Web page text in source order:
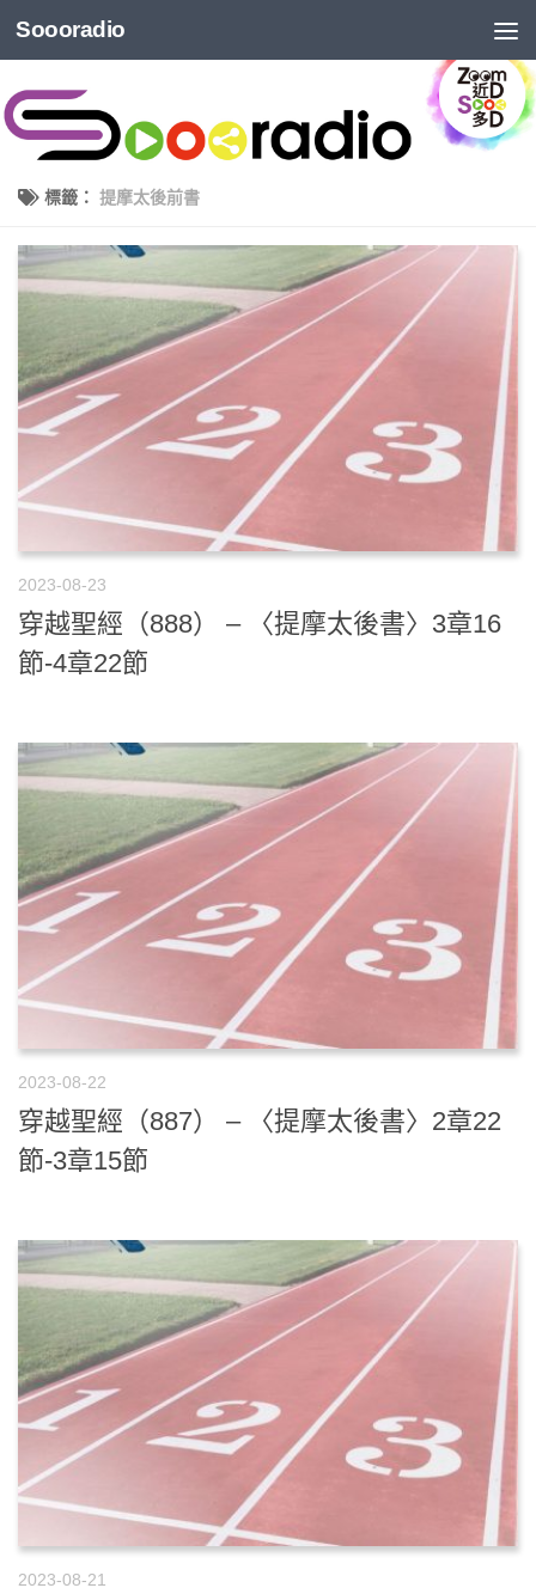
Soooradio
標籤： 提摩太後前書
2023-08-23
穿越聖經（888） – 〈提摩太後書〉3章16
節-4章22節
2023-08-22
穿越聖經（887） – 〈提摩太後書〉2章22
節-3章15節
2023-08-21